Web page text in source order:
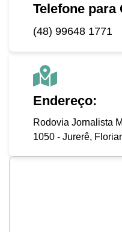
Telefone para
(48) 99648 1771
Endereço:
Rodovia Jornalista
1050 - Jurerê,